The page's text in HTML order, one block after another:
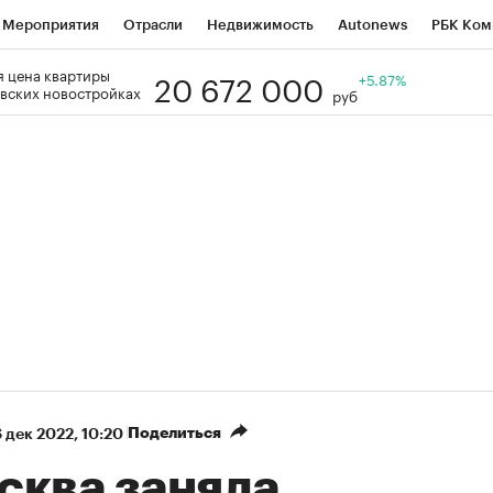
Мероприятия Отрасли Недвижимость Autonews РБК
Визионеры
цена квартиры
новостройках
20 672 000 руб
+5.87%
дек 2022, 10:20 Поделиться